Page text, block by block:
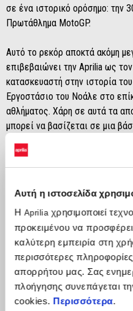
Αυτή η ιστοσελίδα
Η Aprilia χρησιμοποιεί
προκειμένου να
καλύτερη εμπειρία στη
περισσότερες
απορρήτου μας. Σας
πλοήγησης συνεπάγεται
cookies. Περισσότερα.
σε ένα ιστορικό ορόσημο: την
Πρωτάθλημα MotoGP.
Αυτό το ρεκόρ αποκτά ακόμη
επιβεβαιώνει την Aprilia ως
κατασκευαστή στην ιστορία
Eργοστάσιο του Νοάλε στο
αθλήματος. Χάρη σε αυτά τα
μπορεί να βασίζεται σε μια
πάθους και ιστορίας.
Η ιστορία επιτυχίας της
από 125cc έως 250cc, μέχρι
κατασκευαστής με έδρα το
300 νίκες με τη νίκη του Loris
Το 1999, έφτασε το πρώτο
100, που εξασφάλισε ο
κατηγορία των 250cc. Επτά
νίκη νούμερο 200, που
Sachsenring στην κατηγορία